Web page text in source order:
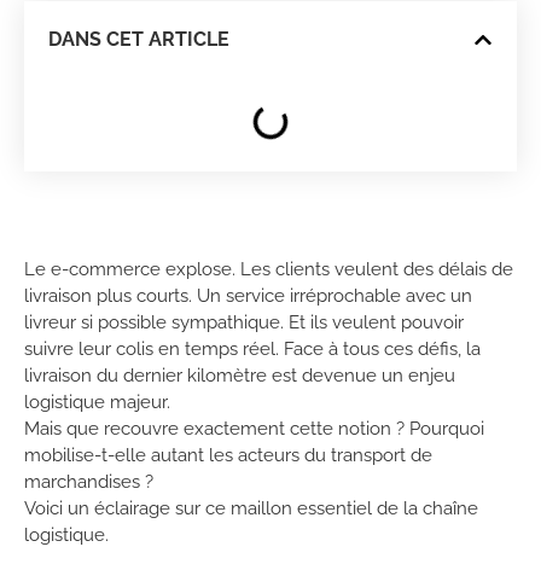
DANS CET ARTICLE
Le e-commerce explose. Les clients veulent des délais de
livraison plus courts. Un service irréprochable avec un
livreur si possible sympathique. Et ils veulent pouvoir
suivre leur colis en temps réel. Face à tous ces défis, la
livraison du dernier kilomètre est devenue un enjeu
logistique majeur.
Mais que recouvre exactement cette notion ? Pourquoi
mobilise-t-elle autant les acteurs du transport de
marchandises ?
Voici un éclairage sur ce maillon essentiel de la chaîne
logistique.